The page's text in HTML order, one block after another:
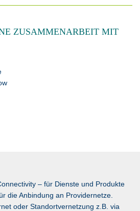
ZUSAMMENARBEIT MIT
– für Dienste und Produkte
die Anbindung an Providernetze.
oder Standortvernetzung z.B. via